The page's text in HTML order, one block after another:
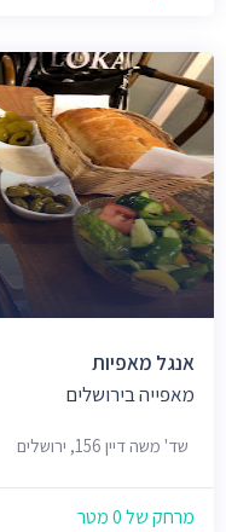
אנגל מאפיות
מאפייה בירושלים
שד' משה דיין 156, ירושלים
מרחק של 0 מטר